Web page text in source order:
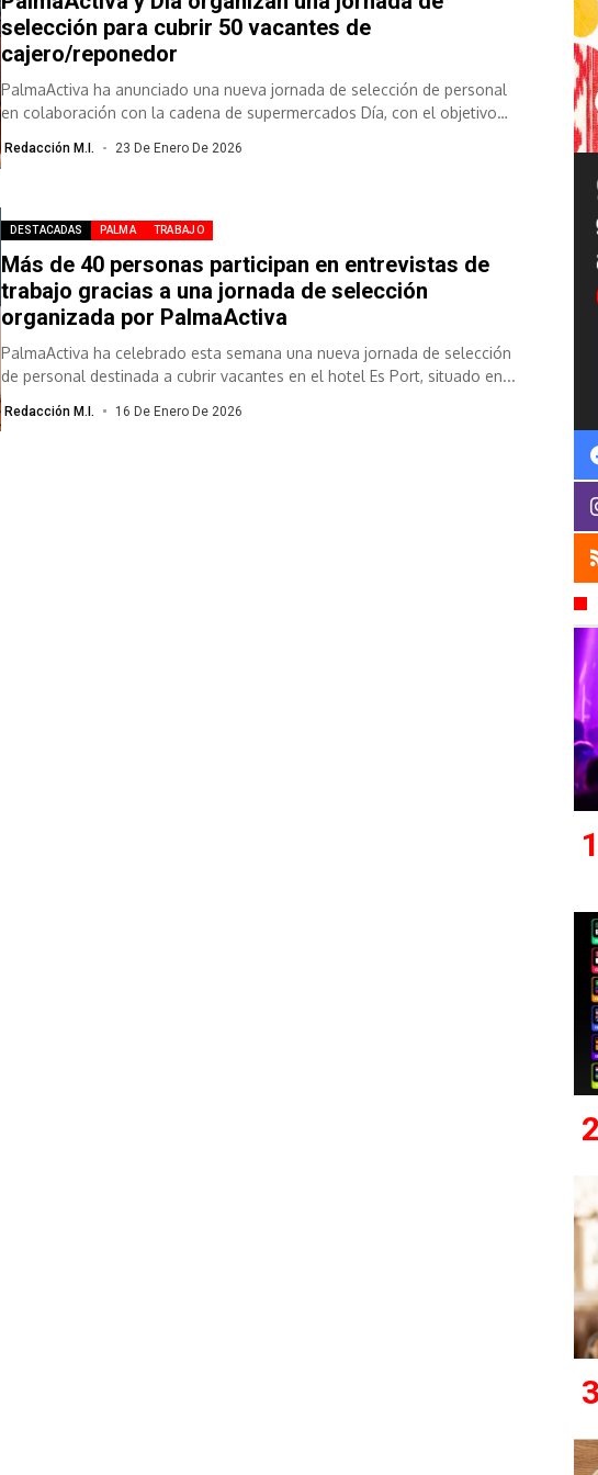
selección para cubrir 50 vacantes de
cajero/reponedor
PalmaActiva ha anunciado una nueva jornada de selección de personal
en colaboración con la cadena de supermercados Día, con el objetivo
Redacción M.I. 23 De Enero De 2026
DESTACADAS PALMA TRABAJO
Más de 40 personas participan en entrevistas de
trabajo gracias a una jornada de selección
organizada por PalmaActiva
PalmaActiva ha celebrado esta semana una nueva jornada de selección
de personal destinada a cubrir vacantes en el hotel Es Port, situado en...
Redacción M.I. 16 De Enero De 2026